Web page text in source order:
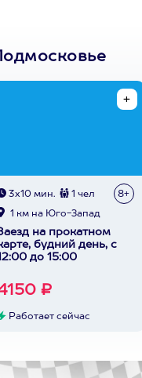
3х10 мин. 1 чел 8+
1 км на Юго-Запад
на прокатном
будний день, с
до 15:00
₽
Работает сейчас